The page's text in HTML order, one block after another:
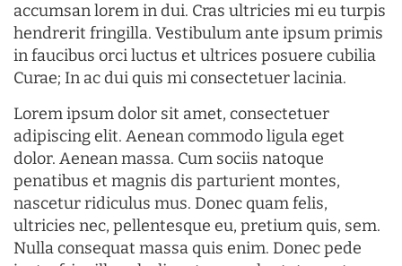
accumsan lorem in dui. Cras ultricies mi eu turpis
hendrerit fringilla. Vestibulum ante ipsum primis
in faucibus orci luctus et ultrices posuere cubilia
Curae; In ac dui quis mi consectetuer lacinia.
Lorem ipsum dolor sit amet, consectetuer
adipiscing elit. Aenean commodo ligula eget
dolor. Aenean massa. Cum sociis natoque
penatibus et magnis dis parturient montes,
nascetur ridiculus mus. Donec quam felis,
ultricies nec, pellentesque eu, pretium quis, sem.
Nulla consequat massa quis enim. Donec pede